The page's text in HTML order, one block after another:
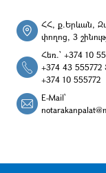
ՀՀ, ք.Երևան,
փողոց, 3
Հեռ.՝ +374 10
+374 43 555772
+374 10 555772
E-Mail՝